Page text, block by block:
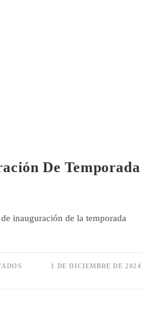
De Temporada
inauguración de la temporada
EN
1 DE DICIEMBRE DE 2024